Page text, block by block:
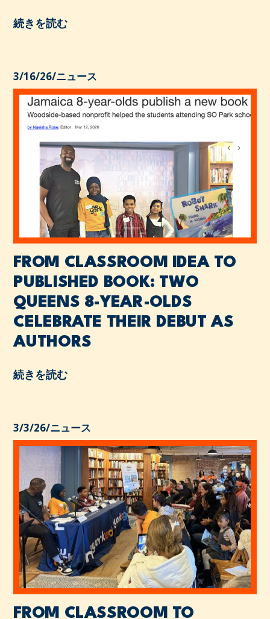
続きを読む
3/16/26/ニュース
FROM CLASSROOM IDEA TO
PUBLISHED BOOK: TWO
QUEENS 8-YEAR-OLDS
CELEBRATE THEIR DEBUT AS
AUTHORS
続きを読む
3/3/26/ニュース
FROM CLASSROOM TO